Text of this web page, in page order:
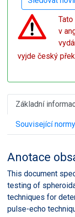
v
vyjde český
Základní
Související normy
Anotace
This document
testing of
techniques for
pulse-echo